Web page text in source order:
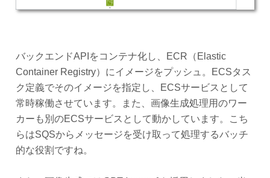
バックエンドAPIをコンテナ化し、ECR（Elastic
Container Registry）にイメージをプッシュ。ECSタス
ク定義でそのイメージを指定し、ECSサービスとして
常時稼働させています。また、画像生成処理用のワー
カーも別のECSサービスとして動かしています。こち
らはSQSからメッセージを受け取って処理するバッチ
的な役割ですね。